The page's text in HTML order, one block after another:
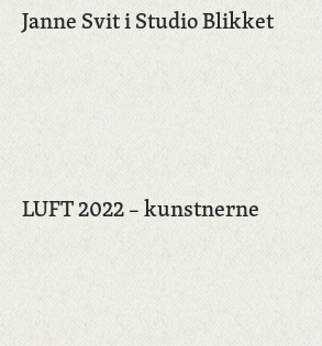
Janne Svit i Studio Blikket
LUFT 2022 – kunstnerne